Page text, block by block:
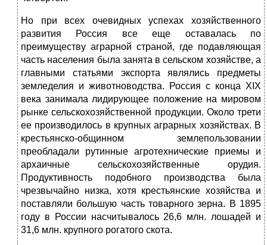
Но при всех очевидных успехах хозяйственного
развития Россия все еще оставалась по
преимуществу аграрной страной, где подавляющая
часть населения была занята в сельском хозяйстве, а
главными статьями экспорта являлись предметы
земледелия и животноводства. Россия с конца ХIХ
века занимала лидирующее положение на мировом
рынке сельскохозяйственной продукции. Около трети
ее производилось в крупных аграрных хозяйствах. В
крестьянско-общинном землепользовании
преобладали рутинные агротехнические приемы и
архаичные сельскохозяйственные орудия.
Продуктивность подобного производства была
чрезвычайно низка, хотя крестьянские хозяйства и
поставляли большую часть товарного зерна. В 1895
году в России насчитывалось 26,6 млн. лошадей и
31,6 млн. крупного рогатого скота.